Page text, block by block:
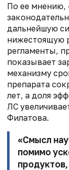
По ее мнению,
дальнейшую
нижестоящую
регламенты,
показывает
механизму
препарата
лет, а доля
ЛС
Филатова.
«Смысл
помимо